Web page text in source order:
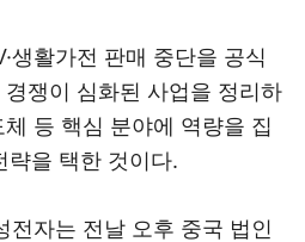
생활가전 판매 중단을 공식
쟁이 심화된 사업을 정리하
등 핵심 분야에 역량을 집
략을 택한 것이다.
전자는 전날 오후 중국 법인